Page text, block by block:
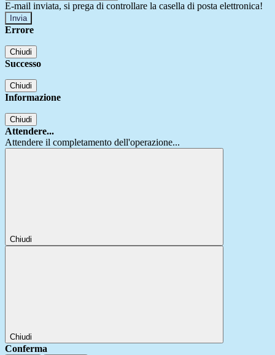
E-mail inviata, si prega di controllare la casella di posta elettronica!
Errore
Chiudi
Successo
Chiudi
Informazione
Chiudi
Attendere...
Attendere il completamento dell'operazione...
Chiudi
Chiudi
Conferma